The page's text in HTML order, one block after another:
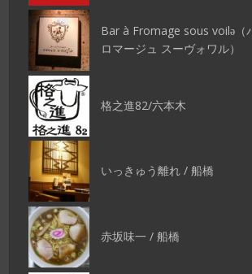
Bar à Fromage sous voilǝ（
ロマージュ スーヴォワル）
格之進82/六本木
いっきゅう離れ / 船橋
赤坂味一 / 船橋